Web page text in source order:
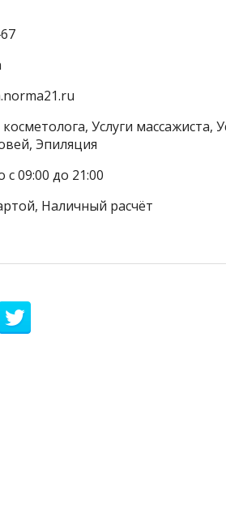
Услуги массажиста,
Эпиляция
09:00 до 21:00
Наличный расчёт